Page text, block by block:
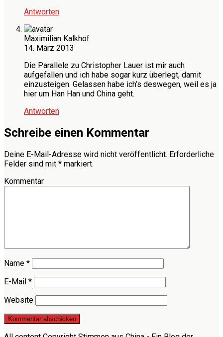
Antworten
Maximilian Kalkhof
14. März 2013
Die Parallele zu Christopher Lauer ist mir auch
aufgefallen und ich habe sogar kurz überlegt, damit
einzusteigen. Gelassen habe ich’s deswegen, weil es ja
hier um Han Han und China geht.
Antworten
Schreibe einen Kommentar
Deine E-Mail-Adresse wird nicht veröffentlicht. Erforderliche
Felder sind mit * markiert.
Kommentar
Name *
E-Mail *
Website